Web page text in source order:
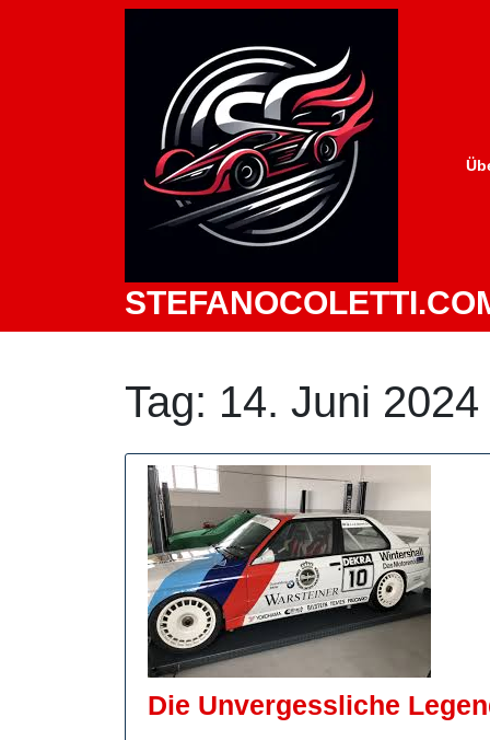
Tag: 14. Juni 2024
Die Unvergessliche